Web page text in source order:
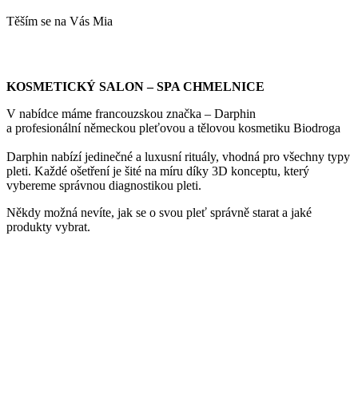
Těším se na Vás Mia
KOSMETICKÝ SALON – SPA CHMELNICE
V nabídce máme francouzskou značka – Darphin
a profesionální německou pleťovou a tělovou kosmetiku Biodroga
Darphin nabízí jedinečné a luxusní rituály, vhodná pro všechny typy
pleti. Každé ošetření je šité na míru díky 3D konceptu, který
vybereme správnou diagnostikou pleti.
Někdy možná nevíte, jak se o svou pleť správně starat a jaké
produkty vybrat.